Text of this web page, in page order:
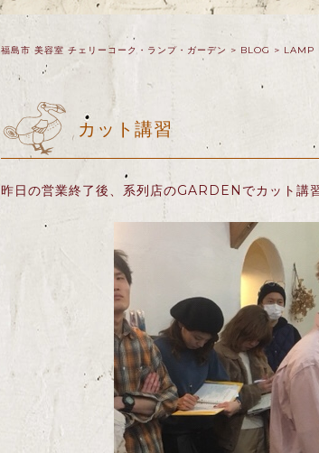
福島市 美容室 チェリーコーク・ランプ・ガーデン > BLOG > LAMP
カット講習
昨日の営業終了後、系列店のGARDENでカット講